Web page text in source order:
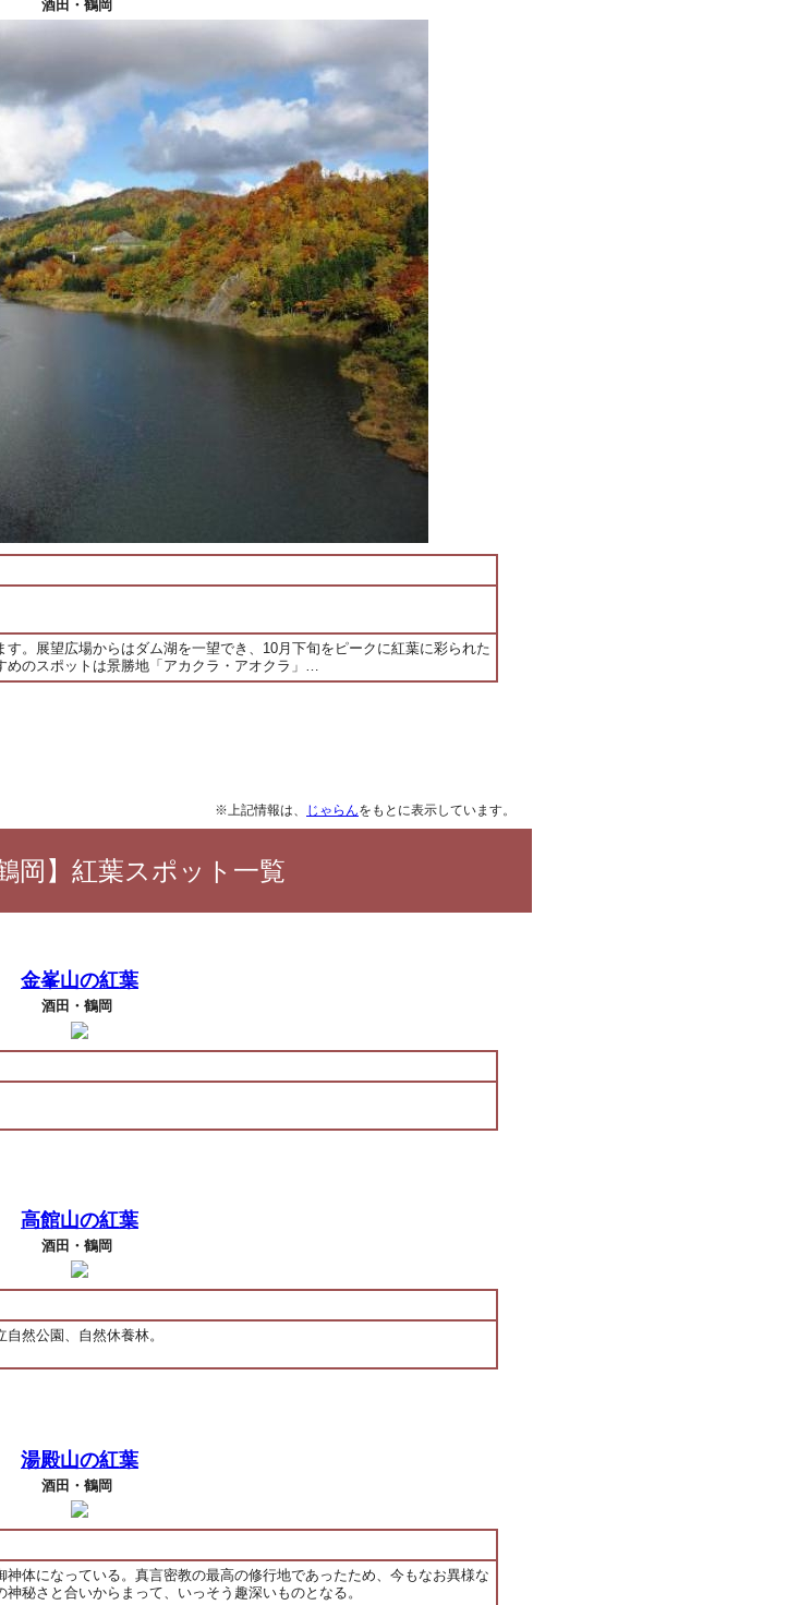
酒田・鶴岡
。展望広場からはダム湖を一望でき、10月下旬をピークに紅葉に彩られた
めのスポットは景勝地「アカクラ・アオクラ」…
※上記情報は、 じゃらんをもとに表示しています。
岡】紅葉スポット一覧
金峯山の紅葉
酒田・鶴岡
高館山の紅葉
酒田・鶴岡
然公園、自然休養林。
湯殿山の紅葉
酒田・鶴岡
体になっている。真言密教の最高の修行地であったため、今もなお異様な
秘さと合いからまって、いっそう趣深いものとなる。